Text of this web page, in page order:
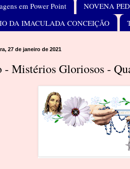
em Power Point
NOVENA
DA IMACULADA CONCEIÇÃO
27 de janeiro de 2021
- Mistérios Gloriosos -